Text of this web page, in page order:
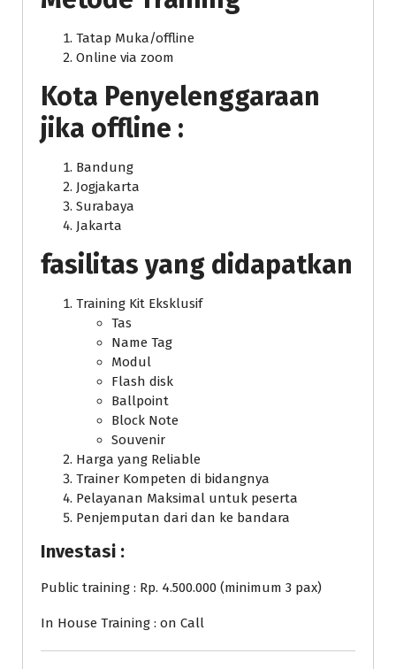
Tatap Muka/offline
Online via zoom
Kota Penyelenggaraan
jika offline :
Bandung
Jogjakarta
Surabaya
Jakarta
fasilitas yang didapatkan
Training Kit Eksklusif
Tas
Name Tag
Modul
Flash disk
Ballpoint
Block Note
Souvenir
Harga yang Reliable
Trainer Kompeten di bidangnya
Pelayanan Maksimal untuk peserta
Penjemputan dari dan ke bandara
Investasi :
Public training : Rp. 4.500.000 (minimum 3 pax)
In House Training : on Call